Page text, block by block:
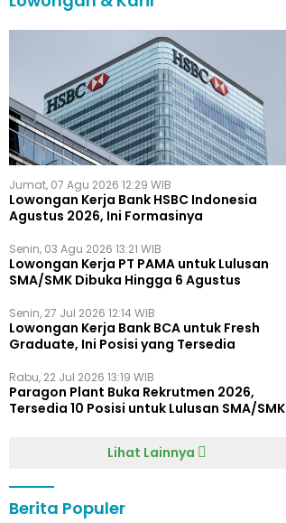
Jumat, 07 Agu 2026 12:29 WIB
Lowongan Kerja Bank HSBC Indonesia
Agustus 2026, Ini Formasinya
Senin, 03 Agu 2026 13:21 WIB
Lowongan Kerja PT PAMA untuk Lulusan
SMA/SMK Dibuka Hingga 6 Agustus
Senin, 27 Jul 2026 12:14 WIB
Lowongan Kerja Bank BCA untuk Fresh
Graduate, Ini Posisi yang Tersedia
Rabu, 22 Jul 2026 13:19 WIB
Paragon Plant Buka Rekrutmen 2026,
Tersedia 10 Posisi untuk Lulusan SMA/SMK
Lihat Lainnya
Berita Populer